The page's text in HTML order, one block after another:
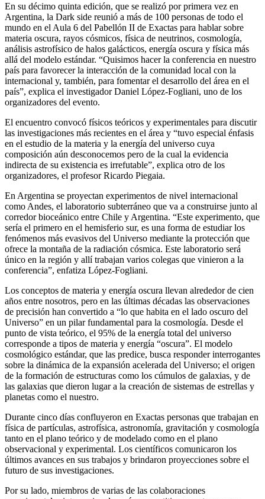
En su décimo quinta edición, que se realizó por primera vez en
Argentina, la Dark side reunió a más de 100 personas de todo el
mundo en el Aula 6 del Pabellón II de Exactas para hablar sobre
materia oscura, rayos cósmicos, física de neutrinos, cosmología,
análisis astrofísico de halos galácticos, energía oscura y física más
allá del modelo estándar. “Quisimos hacer la conferencia en nuestro
país para favorecer la interacción de la comunidad local con la
internacional y, también, para fomentar el desarrollo del área en el
país”, explica el investigador Daniel López-Fogliani, uno de los
organizadores del evento.
El encuentro convocó físicos teóricos y experimentales para discutir
las investigaciones más recientes en el área y “tuvo especial énfasis
en el estudio de la materia y la energía del universo cuya
composición aún desconocemos pero de la cual la evidencia
indirecta de su existencia es irrefutable”, explica otro de los
organizadores, el profesor Ricardo Piegaia.
En Argentina se proyectan experimentos de nivel internacional
como Andes, el laboratorio subterráneo que va a construirse junto al
corredor bioceánico entre Chile y Argentina. “Este experimento, que
sería el primero en el hemisferio sur, es una forma de estudiar los
fenómenos más evasivos del Universo mediante la protección que
ofrece la montaña de la radiación cósmica. Este laboratorio será
único en la región y allí trabajan varios colegas que vinieron a la
conferencia”, enfatiza López-Fogliani.
Los conceptos de materia y energía oscura llevan alrededor de cien
años entre nosotros, pero en las últimas décadas las observaciones
de precisión han convertido a “lo que habita en el lado oscuro del
Universo” en un pilar fundamental para la cosmología. Desde el
punto de vista teórico, el 95% de la energía total del universo
corresponde a tipos de materia y energía “oscura”. El modelo
cosmológico estándar, que las predice, busca responder interrogantes
sobre la dinámica de la expansión acelerada del Universo; el origen
de la formación de estructuras como los cúmulos de galaxias, y de
las galaxias que dieron lugar a la creación de sistemas de estrellas y
planetas como el nuestro.
Durante cinco días confluyeron en Exactas personas que trabajan en
física de partículas, astrofísica, astronomía, gravitación y cosmología
tanto en el plano teórico y de modelado como en el plano
observacional y experimental. Los científicos comunicaron los
últimos avances en sus trabajos y brindaron proyecciones sobre el
futuro de sus investigaciones.
Por su lado, miembros de varias de las colaboraciones